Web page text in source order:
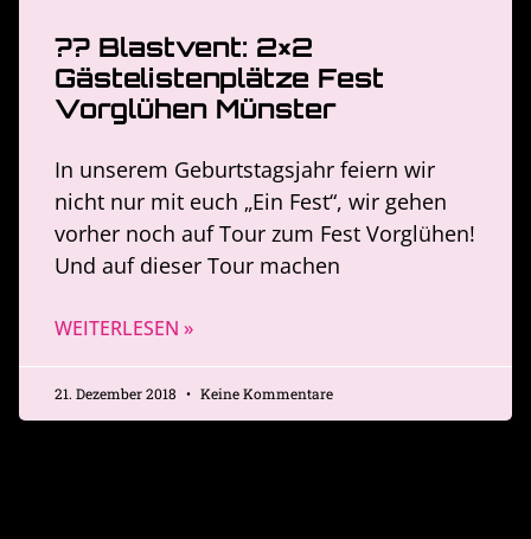
?? Blastvent: 2×2
Gästelistenplätze Fest
Vorglühen Münster
In unserem Geburtstagsjahr feiern wir
nicht nur mit euch „Ein Fest“, wir gehen
vorher noch auf Tour zum Fest Vorglühen!
Und auf dieser Tour machen
WEITERLESEN »
21. Dezember 2018 Keine Kommentare